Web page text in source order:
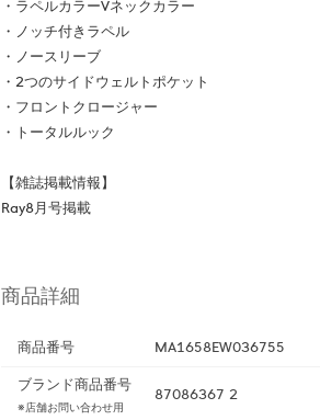
・ラペルカラーVネックカラー
・ノッチ付きラペル
・ノースリーブ
・2つのサイドウェルトポケット
・フロントクロージャー
・トータルルック
【雑誌掲載情報】
Ray8月号掲載
商品詳細
商品番号
MA1658EW036755
ブランド商品番号
※店舗お問い合わせ用
87086367 2